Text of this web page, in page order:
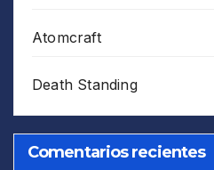
Atomcraft
Death Standing
Comentarios recientes